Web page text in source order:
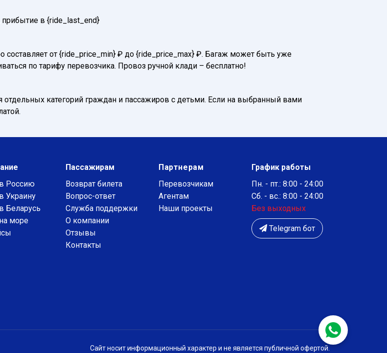
в {ride_last_end}
от {ride_price_min} ₽ до {ride_price_max} ₽. Багаж может быть уже
по тарифу перевозчика. Провоз ручной клади – бесплатно!
категорий граждан и пассажиров с детьми. Если на выбранный вами
Россию
Украину
Беларусь
море
Пассажирам
Возврат билета
Вопрос-ответ
Служба поддержки
О компании
Отзывы
Контакты
Партнерам
Перевозчикам
Агентам
Наши проекты
График работы
Пн. - пт.: 8:00 - 24:00
Сб. - вс.: 8:00 - 24:00
Без выходных
Telegram бот
Сайт носит информационный характер и не является публичной офертой.